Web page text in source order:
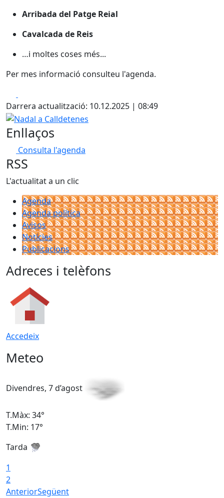
Arribada del Patge Reial
Cavalcada de Reis
…i moltes coses més...
Per mes informació consulteu l'agenda.
Darrera actualització: 10.12.2025 | 08:49
Nadal a Calldetenes
Enllaços
Consulta l'agenda
RSS
L'actualitat a un clic
Agenda
Agenda política
Avisos
Notícies
Publicacions
Adreces i telèfons
Accedeix
Meteo
Divendres, 7 d’agost
T.Màx: 34°
T.Min: 17°
Tarda
1
2
AnteriorSegüent